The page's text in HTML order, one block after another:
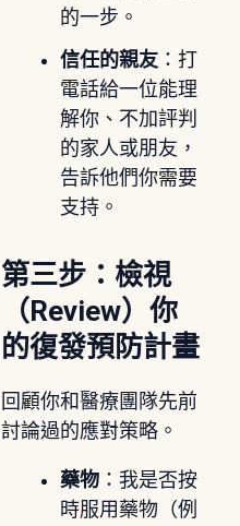
的一步。
信任的親友：打
電話給一位能理
解你、不加評判
的家人或朋友，
告訴他們你需要
支持。
第三步：檢視
（Review）你
的復發預防計畫
回顧你和醫療團隊先前
討論過的應對策略。
藥物：我是否按
時服用藥物（例